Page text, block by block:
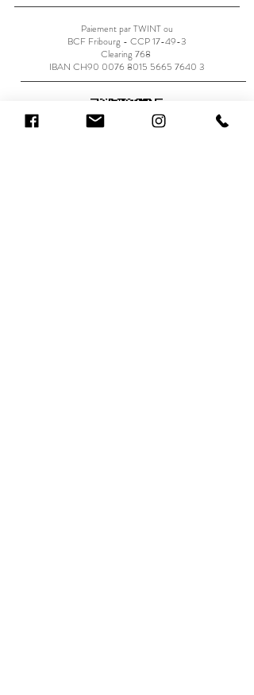
Paiement par TWINT ou
BCF Fribourg - CCP 17-49-3
Clearing 768
IBAN CH90 0076 8015 5665 7640 3